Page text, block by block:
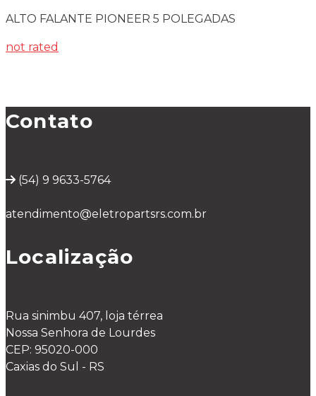
ALTO FALANTE PIONEER 5 POLEGADAS
not rated
Contato
(54) 9 9633-5764
atendimento@eletropartsrs.com.br
Localização
Rua sinimbu 407, loja térrea
Nossa Senhora de Lourdes
CEP: 95020-000
Caxias do Sul - RS